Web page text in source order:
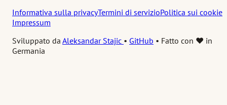
Informativa sulla privacyTermini di servizioPolitica sui cookie
Impressum
Sviluppato da Aleksandar Stajic • GitHub • Fatto con ❤️ in
Germania